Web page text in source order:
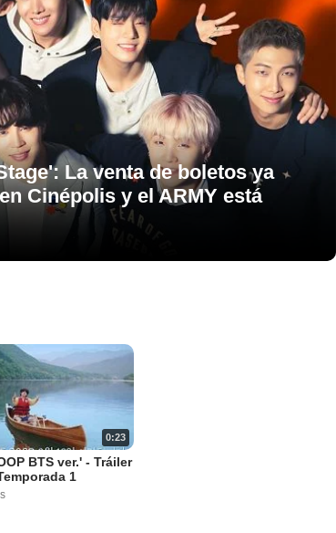
La venta de boletos ya
Cinépolis y el ARMY está
0:23
BTS ver.' - Tráiler
1